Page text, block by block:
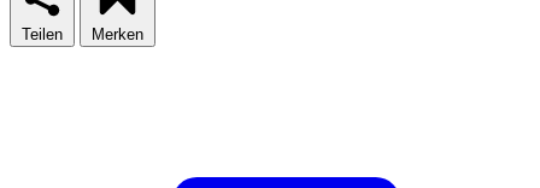
Teilen Merken